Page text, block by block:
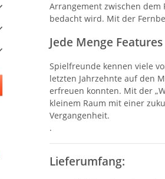
Arrangement zwischen
bedacht wird. Mit der
Jede Menge Features
Spielfreunde kennen viele
letzten Jahrzehnte auf den
erfreuen konnten. Mit der
kleinem Raum mit einer
Vergangenheit.
.
Lieferumfang: